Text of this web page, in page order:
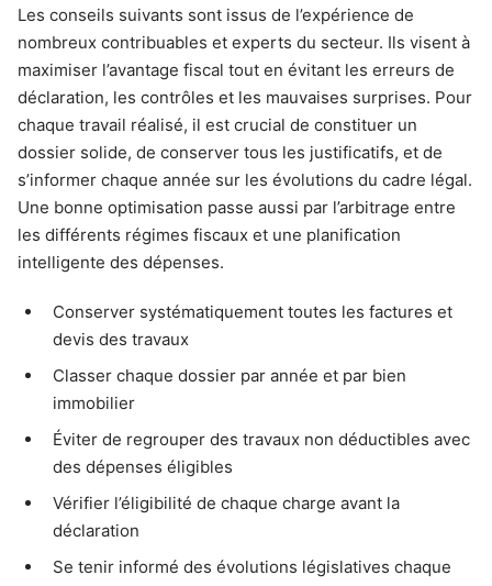
Les conseils suivants sont issus de l’expérience de
nombreux contribuables et experts du secteur. Ils visent à
maximiser l’avantage fiscal tout en évitant les erreurs de
déclaration, les contrôles et les mauvaises surprises. Pour
chaque travail réalisé, il est crucial de constituer un
dossier solide, de conserver tous les justificatifs, et de
s’informer chaque année sur les évolutions du cadre légal.
Une bonne optimisation passe aussi par l’arbitrage entre
les différents régimes fiscaux et une planification
intelligente des dépenses.
Conserver systématiquement toutes les factures et
devis des travaux
Classer chaque dossier par année et par bien
immobilier
Éviter de regrouper des travaux non déductibles avec
des dépenses éligibles
Vérifier l’éligibilité de chaque charge avant la
déclaration
Se tenir informé des évolutions législatives chaque